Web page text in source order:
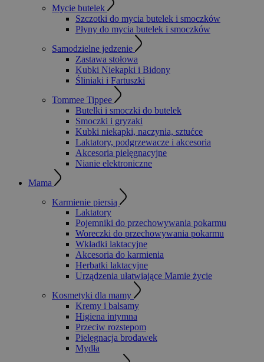
Mycie butelek
Szczotki do mycia butelek i smoczków
Płyny do mycia butelek i smoczków
Samodzielne jedzenie
Zastawa stołowa
Kubki Niekapki i Bidony
Śliniaki i Fartuszki
Tommee Tippee
Butelki i smoczki do butelek
Smoczki i gryzaki
Kubki niekapki, naczynia, sztućce
Laktatory, podgrzewacze i akcesoria
Akcesoria pielęgnacyjne
Nianie elektroniczne
Mama
Karmienie piersią
Laktatory
Pojemniki do przechowywania pokarmu
Woreczki do przechowywania pokarmu
Wkładki laktacyjne
Akcesoria do karmienia
Herbatki laktacyjne
Urządzenia ułatwiające Mamie życie
Kosmetyki dla mamy
Kremy i balsamy
Higiena intymna
Przeciw rozstepom
Pielęgnacja brodawek
Mydła